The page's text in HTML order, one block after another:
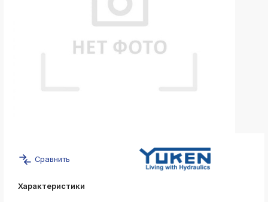
ksldkfjsdlfkjsls;ldfkgjsdl;kfkфыва
ksldkfjsdlfkjsls;ldfkgjsdl;kfkфыва
ksldkfjsdlfkjsls;ldfkgjsdl;kfkфыва
Сравнить
Характеристики